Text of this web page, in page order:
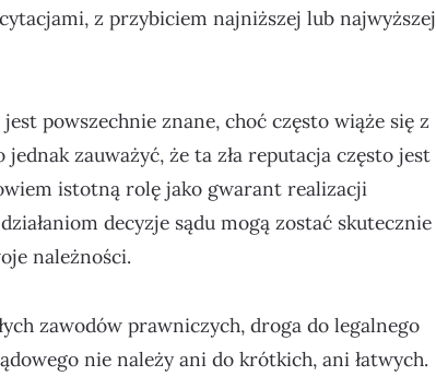
z przybiciem najniższej lub najwyższej
powszechnie znane, choć często wiąże się z
zauważyć, że ta zła reputacja często jest
istotną rolę jako gwarant realizacji
decyzje sądu mogą zostać skutecznie
należności.
zawodów prawniczych, droga do legalnego
nie należy ani do krótkich, ani łatwych.